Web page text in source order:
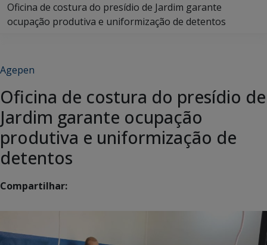
Oficina de costura do presídio de Jardim garante
ocupação produtiva e uniformização de detentos
Agepen
Oficina de costura do presídio de
Jardim garante ocupação
produtiva e uniformização de
detentos
Compartilhar: